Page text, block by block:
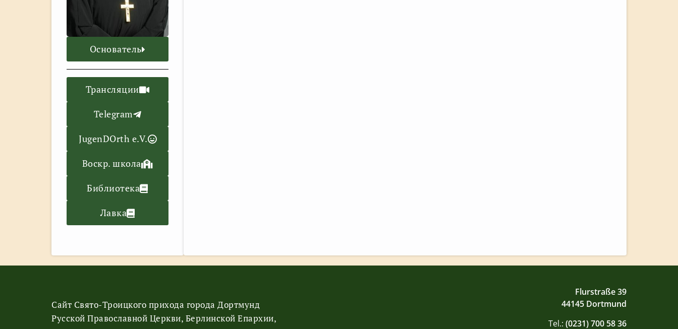
Основатель
Трансляции
Telegram
JugenDOrth e.V.
Воскр. школа
Библиотека
Лавка
Сайт Свято-Троицкого прихода города Дортмунд
Русской Православной Церкви, Берлинской Епархии,
Flurstraße 39
44145 Dortmund
Tel.: (0231) 700 58 36